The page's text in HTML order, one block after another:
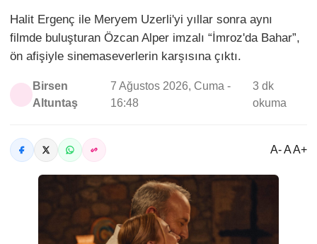
Halit Ergenç ile Meryem Uzerli'yi yıllar sonra aynı
filmde buluşturan Özcan Alper imzalı “İmroz'da Bahar”,
ön afişiyle sinemaseverlerin karşısına çıktı.
Birsen
Altuntaş
7 Ağustos 2026, Cuma -
16:48
3 dk
okuma
A- A A+